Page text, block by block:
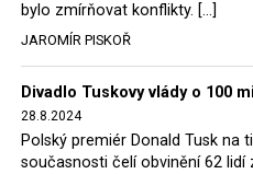
bylo zmírňovat konflikty. […]
JAROMÍR PISKOŘ
Divadlo Tuskovy vlády o 100
28.8.2024
Polský premiér Donald Tusk na
současnosti čelí obvinění 62 lidí